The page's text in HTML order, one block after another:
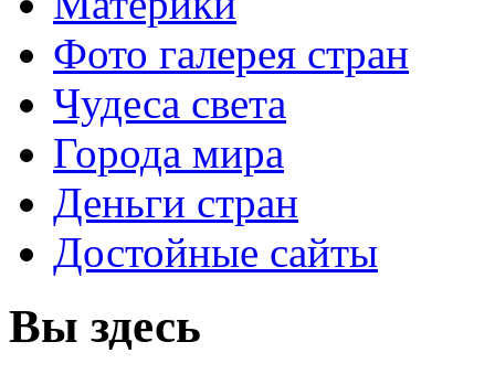
Фото галерея стран
Чудеса света
Города мира
Деньги стран
Достойные сайты
Вы здесь